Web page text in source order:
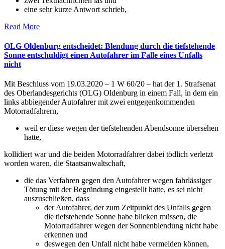
eine sehr kurze Antwort schrieb,
Read More
OLG Oldenburg entscheidet: Blendung durch die tiefstehende
Sonne entschuldigt einen Autofahrer im Falle eines Unfalls
nicht
Mit Beschluss vom 19.03.2020 – 1 W 60/20 – hat der 1. Strafsenat
des Oberlandesgerichts (OLG) Oldenburg in einem Fall, in dem ein
links abbiegender Autofahrer mit zwei entgegenkommenden
Motorradfahrern,
weil er diese wegen der tiefstehenden Abendsonne übersehen
hatte,
kollidiert war und die beiden Motorradfahrer dabei tödlich verletzt
worden waren, die Staatsanwaltschaft,
die das Verfahren gegen den Autofahrer wegen fahrlässiger
Tötung mit der Begründung eingestellt hatte, es sei nicht
auszuschließen, dass
der Autofahrer, der zum Zeitpunkt des Unfalls gegen
die tiefstehende Sonne habe blicken müssen, die
Motorradfahrer wegen der Sonnenblendung nicht habe
erkennen und
deswegen den Unfall nicht habe vermeiden können,